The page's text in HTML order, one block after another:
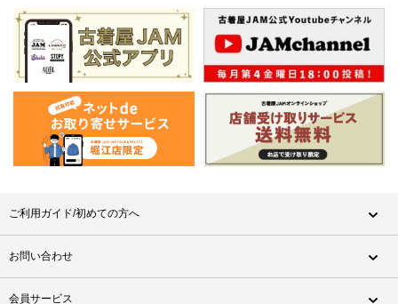
ご利用ガイド/初めての方へ
お問い合わせ
会員サービス